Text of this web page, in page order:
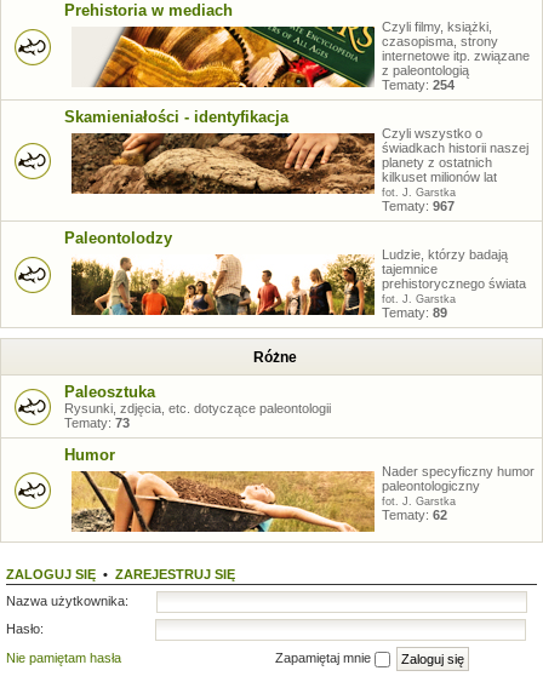
Prehistoria w mediach
Czyli filmy, książki,
czasopisma, strony
internetowe itp. związane
z paleontologią
Tematy: 254
Skamieniałości - identyfikacja
Czyli wszystko o
świadkach historii naszej
planety z ostatnich
kilkuset milionów lat
fot. J. Garstka
Tematy: 967
Paleontolodzy
Ludzie, którzy badają
tajemnice
prehistorycznego świata
fot. J. Garstka
Tematy: 89
Różne
Paleosztuka
Rysunki, zdjęcia, etc. dotyczące paleontologii
Tematy: 73
Humor
Nader specyficzny humor
paleontologiczny
fot. J. Garstka
Tematy: 62
ZALOGUJ SIĘ • ZAREJESTRUJ SIĘ
Nazwa użytkownika:
Hasło:
Nie pamiętam hasła
Zapamiętaj mnie